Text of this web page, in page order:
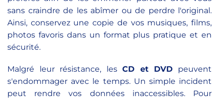
sans craindre de les abîmer ou de perdre l'original.
Ainsi, conservez une copie de vos musiques, films,
photos favoris dans un format plus pratique et en
sécurité.
Malgré leur résistance, lesCD et DVD peuvent
s'endommager avec le temps. Un simple incident
peut rendre vos données inaccessibles. Pour